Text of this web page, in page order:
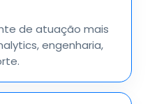
de atuação mais
engenharia,